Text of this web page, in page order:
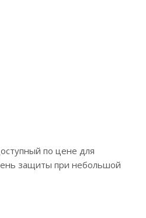
по цене для
защиты при небольшой